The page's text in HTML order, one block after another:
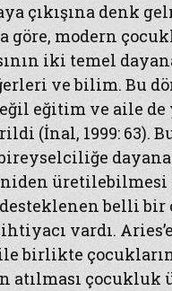
çıkışına denk
göre, modern
iki temel
ve bilim. Bu
eğitim ve aile de
(İnal, 1999: 63).
belli
vardı.
birlikte
atılması çocukluk